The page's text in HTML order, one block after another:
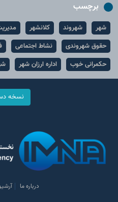
برچسب
شهر شهروند کلانشهر
حقوق شهروندی
نشاط اجتماعی
حکمرانی خوب
اداره ارزان شهر
نسخه
درباره ما